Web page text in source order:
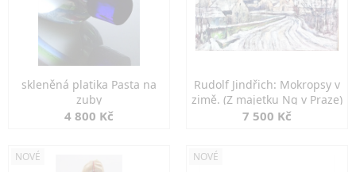
skleněná platika Pasta na
zuby
4 800 Kč
Rudolf Jindřich: Mokropsy v
zimě. (Z majetku Ng v Praze)
7 500 Kč
NOVÉ NOVÉ